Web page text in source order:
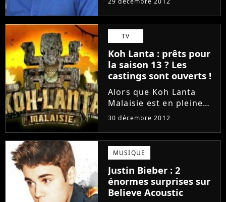
Anatomy, c'est au tour
de l'acteur de devenir
un vrai héros pour des
centaines de
personnes....
TV
Koh Lanta : prêts pour
la saison 13 ? Les
castings sont ouverts !
Alors que Koh Lanta
Malaisie est en pleine
diffusion sur TF1 et que
encore une dizaine à
continuer l'aventure, la
chaîne a déjà lancé le
casting de la
prochaine...
30 décembre 2012
MUSIQUE
Justin Bieber : 2
énormes surprises sur
Believe Acoustic